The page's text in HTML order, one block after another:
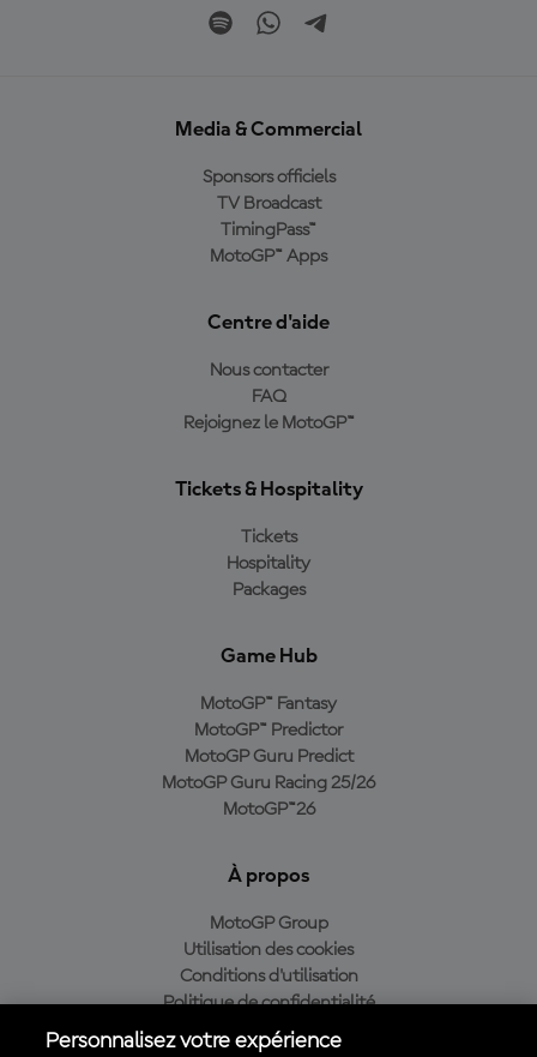
Media & Commercial
Sponsors officiels
TV Broadcast
TimingPass™
MotoGP™ Apps
Centre d'aide
Nous contacter
FAQ
Rejoignez le MotoGP™
Tickets & Hospitality
Tickets
Hospitality
Packages
Game Hub
MotoGP™ Fantasy
MotoGP™ Predictor
MotoGP Guru Predict
MotoGP Guru Racing 25/26
MotoGP™26
À propos
MotoGP Group
Utilisation des cookies
Conditions d'utilisation
Politique de confidentialité
Politique d’achat
Personnalisez votre expérience